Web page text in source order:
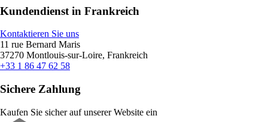
Kundendienst in Frankreich
Kontaktieren Sie uns
11 rue Bernard Maris
37270 Montlouis-sur-Loire, Frankreich
+33 1 86 47 62 58
Sichere Zahlung
Kaufen Sie sicher auf unserer Website ein